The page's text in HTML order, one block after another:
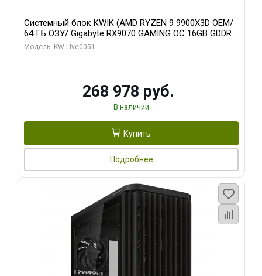
Системный блок KWIK (AMD RYZEN 9 9900X3D OEM/
64 ГБ ОЗУ/ Gigabyte RX9070 GAMING OC 16GB GDDR6
256bit 2xDP 2xH/ 960 ГБ SSD)
Модель: KW-Live0051
268 978 руб.
В наличии
Купить
Подробнее